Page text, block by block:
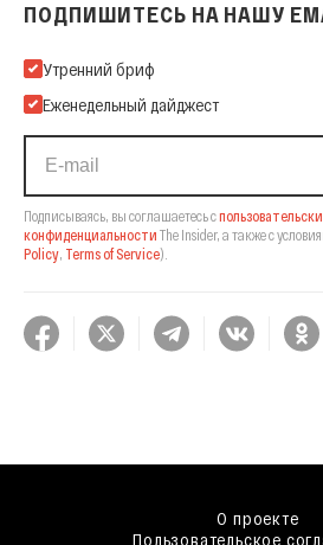
ПОДПИШИТЕСЬ НА НАШУ
Подпишитесь на нашу Email-рассылку
Утренний бриф
Еженедельный дайджест
Подписываясь, вы соглашаетесь с
конфиденциальности The Insider, а также с
Policy, Terms of Service).
О проекте
Пользовательское